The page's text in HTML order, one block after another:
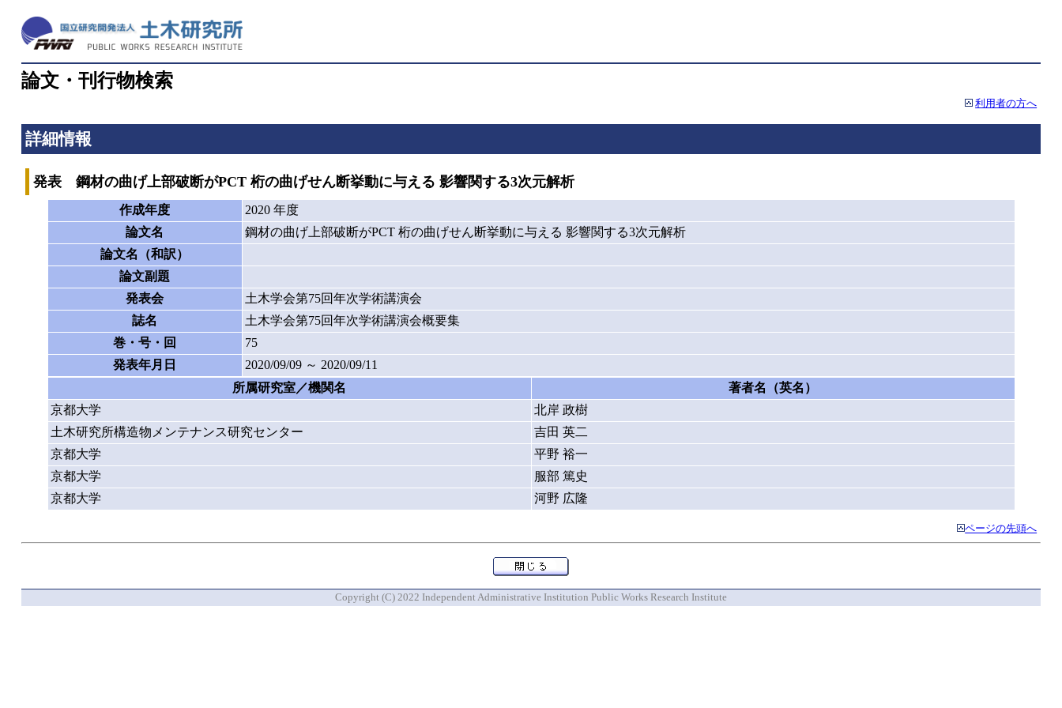
論文・刊行物検索
利用者の方へ
詳細情報
発表 鋼材の曲げ上部破断がPCT 桁の曲げせん断挙動に与える 影響関する3次元解析
作成年度
2020 年度
論文名
鋼材の曲げ上部破断がPCT 桁の曲げせん断挙動に与える 影響関する3次元解析
論文名（和訳）
論文副題
発表会
土木学会第75回年次学術講演会
誌名
土木学会第75回年次学術講演会概要集
巻・号・回
75
発表年月日
2020/09/09 ～ 2020/09/11
所属研究室／機関名
著者名（英名）
京都大学
北岸 政樹
土木研究所構造物メンテナンス研究センター
吉田 英二
京都大学
平野 裕一
京都大学
服部 篤史
京都大学
河野 広隆
ページの先頭へ
Copyright (C) 2022 Independent Administrative Institution Public Works Research Institute